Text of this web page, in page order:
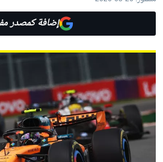
إضافة كمصدر